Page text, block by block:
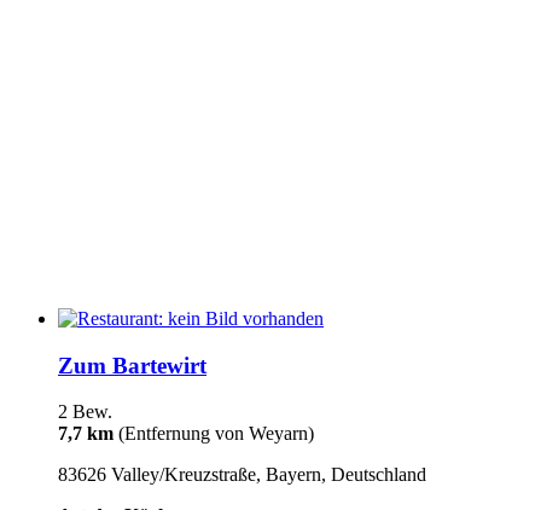
Zum Bartewirt
2 Bew.
7,7 km (Entfernung von Weyarn)
83626 Valley/Kreuzstraße, Bayern, Deutschland